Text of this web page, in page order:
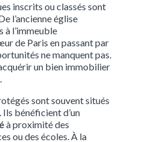
inscrits ou classés sont
l’ancienne église
à l’immeuble
de Paris en passant par
ne manquent pas.
un bien immobilier
sont souvent situés
bénéficient d’un
à proximité des
ou des écoles. À la